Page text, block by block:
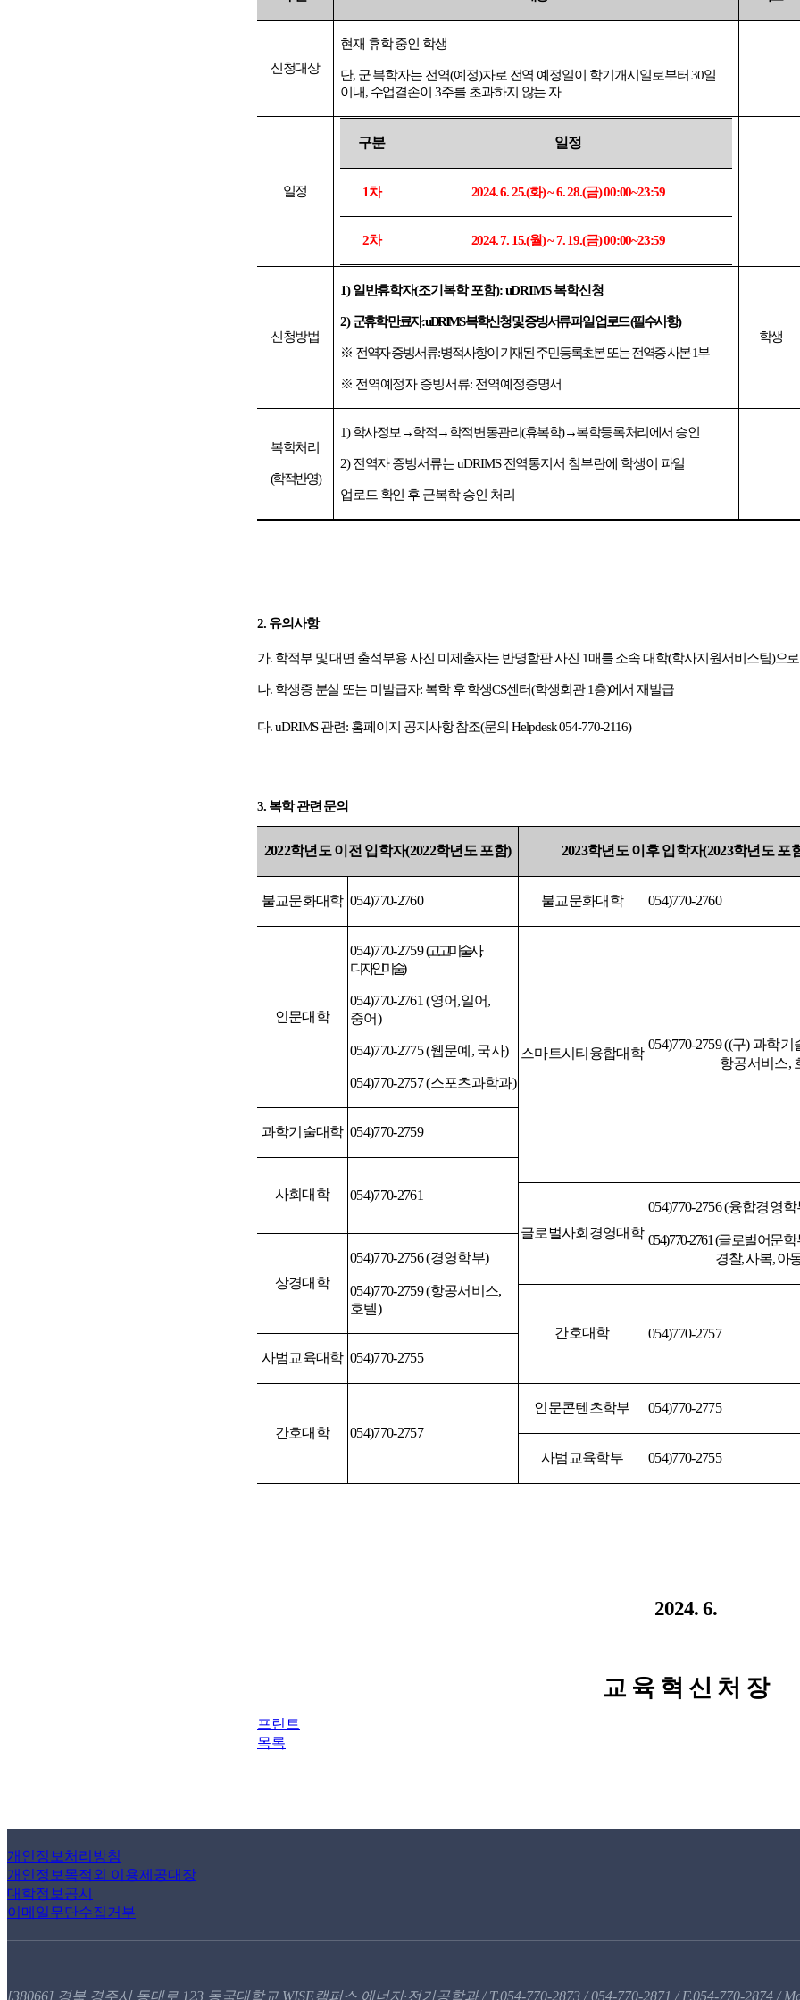
신청대상
현재 휴학 중인 학생
단, 군 복학자는 전역(예정)자로 전역 예정일이 학기개시일로부터30일
이내, 수업결손이3주를 초과하지 않는 자
일정
구분 일정
1차 2024. 6. 25.(화) ~ 6. 28.(금) 00:00~23:59
2차 2024. 7. 15.(월) ~ 7. 19.(금) 00:00~23:59
신청방법
1)일반휴학자(조기복학 포함): uDRIMS복학신청
2)군휴학 만료자: uDRIMS복학신청 및 증빙서류 파일 업로드(필수사항)
※ 전역자 증빙서류:병적사항이 기재된 주민등록초본 또는 전역증 사본1부
※ 전역예정자 증빙서류: 전역예정증명서
학생
복학처리
(학적반영)
1)학사정보→학적→학적변동관리(휴복학)→복학등록처리에서 승인
2)전역자 증빙서류는uDRIMS전역통지서 첨부란에 학생이 파일
업로드 확인 후 군복학 승인 처리
2. 유의사항
가. 학적부 및 대면 출석부용 사진 미제출자는 반명함판 사진 1매를 소속 대학(학사지원서비스팀)으
나. 학생증 분실 또는 미발급자: 복학 후 학생CS센터(학생회관1층)에서 재발급
다. uDRIMS관련: 홈페이지 공지사항 참조(문의Helpdesk 054-770-2116)
3. 복학 관련 문의
2022학년도 이전 입학자(2022학년도 포함) 2023학년도 이후 입학자(2023학년도 포
불교문화대학 054)770-2760 불교문화대학 054)770-2760
인문대학
054)770-2759고고미술사
디자인미술
054)770-2761 (영어,일어,
중어)
054)770-2775 (웹문예 , 국사)
054)770-2757 (스포츠과학과)
스마트시티융합대학
054)770-2759 ((구)과학기
항공서비스,
과학기술대학 054)770-2759
사회대학 054)770-2761
글로벌사회경영대학
054)770-2756 (융합경영학
054)770-2761 (글로벌어문학
경찰,사복,아
상경대학
054)770-2756 (경영학부)
054)770-2759 (항공서비스,
호텔)
간호대학
054)770-2757
사범교육대학 054)770-2755
간호대학 054)770-2757
인문콘텐츠학부 054)770-2775
사범교육학부 054)770-2755
2024. 6.
교 육 혁 신 처 장
프린트
목록
개인정보처리방침
개인정보목적외 이용제공대장
대학정보공시
이메일무단수집거부
[38066] 경북 경주시 동대로 123 동국대학교 WISE캠퍼스 에너지·전기공학과 / T.054-770-2873 / 054-770-2871 / F.054-770-2874 /